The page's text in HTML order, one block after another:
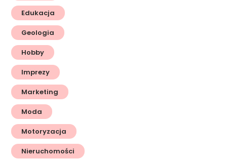
Edukacja
Geologia
Hobby
Imprezy
Marketing
Moda
Motoryzacja
Nieruchomości